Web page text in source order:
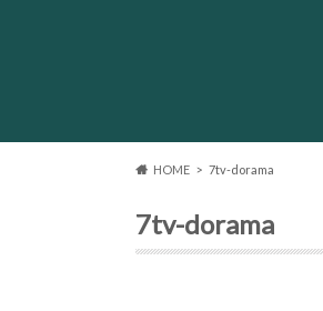
HOME 7tv-dorama
7tv-dorama